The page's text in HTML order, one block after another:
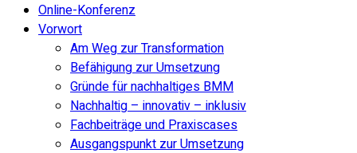
Online-Konferenz
Vorwort
Am Weg zur Transformation
Befähigung zur Umsetzung
Gründe für nachhaltiges BMM
Nachhaltig – innovativ – inklusiv
Fachbeiträge und Praxiscases
Ausgangspunkt zur Umsetzung